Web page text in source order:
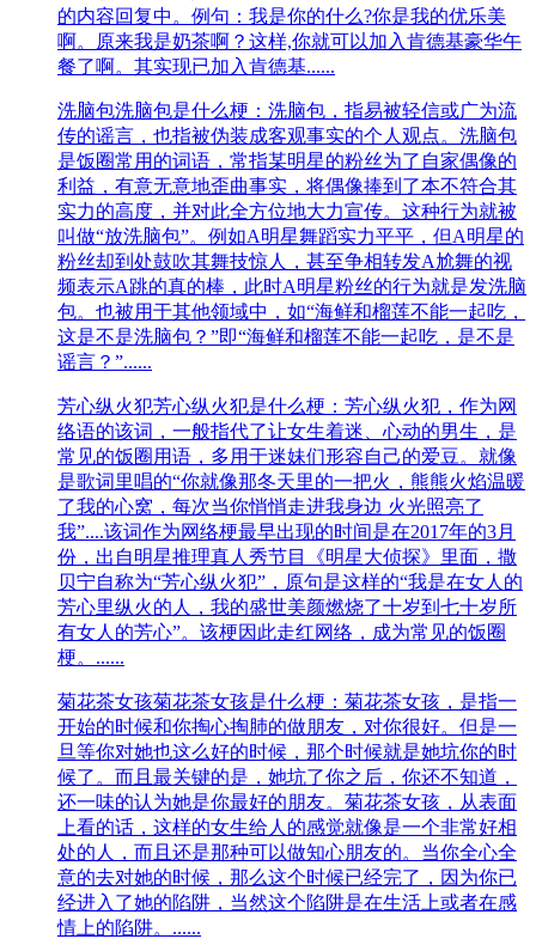
的内容回复中。例句：我是你的什么?你是我的优乐美
啊。原来我是奶茶啊？这样,你就可以加入肯德基豪华午
餐了啊。其实现已加入肯德基......
洗脑包洗脑包是什么梗：洗脑包，指易被轻信或广为流
传的谣言，也指被伪装成客观事实的个人观点。洗脑包
是饭圈常用的词语，常指某明星的粉丝为了自家偶像的
利益，有意无意地歪曲事实，将偶像捧到了本不符合其
实力的高度，并对此全方位地大力宣传。这种行为就被
叫做“放洗脑包”。例如A明星舞蹈实力平平，但A明星的
粉丝却到处鼓吹其舞技惊人，甚至争相转发A尬舞的视
频表示A跳的真的棒，此时A明星粉丝的行为就是发洗脑
包。也被用于其他领域中，如“海鲜和榴莲不能一起吃，
这是不是洗脑包？”即“海鲜和榴莲不能一起吃，是不是
谣言？”......
芳心纵火犯芳心纵火犯是什么梗：芳心纵火犯，作为网
络语的该词，一般指代了让女生着迷、心动的男生，是
常见的饭圈用语，多用于迷妹们形容自己的爱豆。就像
是歌词里唱的“你就像那冬天里的一把火，熊熊火焰温暖
了我的心窝，每次当你悄悄走进我身边 火光照亮了
我”....该词作为网络梗最早出现的时间是在2017年的3月
份，出自明星推理真人秀节目《明星大侦探》里面，撒
贝宁自称为“芳心纵火犯”，原句是这样的“我是在女人的
芳心里纵火的人，我的盛世美颜燃烧了十岁到七十岁所
有女人的芳心”。该梗因此走红网络，成为常见的饭圈
梗。......
菊花茶女孩菊花茶女孩是什么梗：菊花茶女孩，是指一
开始的时候和你掏心掏肺的做朋友，对你很好。但是一
旦等你对她也这么好的时候，那个时候就是她坑你的时
候了。而且最关键的是，她坑了你之后，你还不知道，
还一味的认为她是你最好的朋友。菊花茶女孩，从表面
上看的话，这样的女生给人的感觉就像是一个非常好相
处的人，而且还是那种可以做知心朋友的。当你全心全
意的去对她的时候，那么这个时候已经完了，因为你已
经进入了她的陷阱，当然这个陷阱是在生活上或者在感
情上的陷阱。......